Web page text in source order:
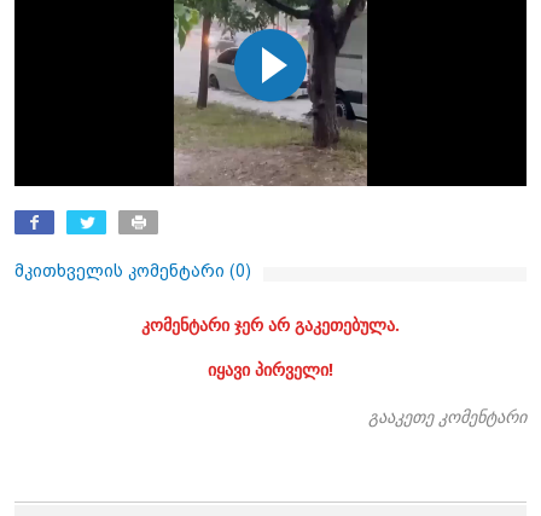
მკითხველის კომენტარი (0)
კომენტარი ჯერ არ გაკეთებულა.
იყავი პირველი!
გააკეთე კომენტარი